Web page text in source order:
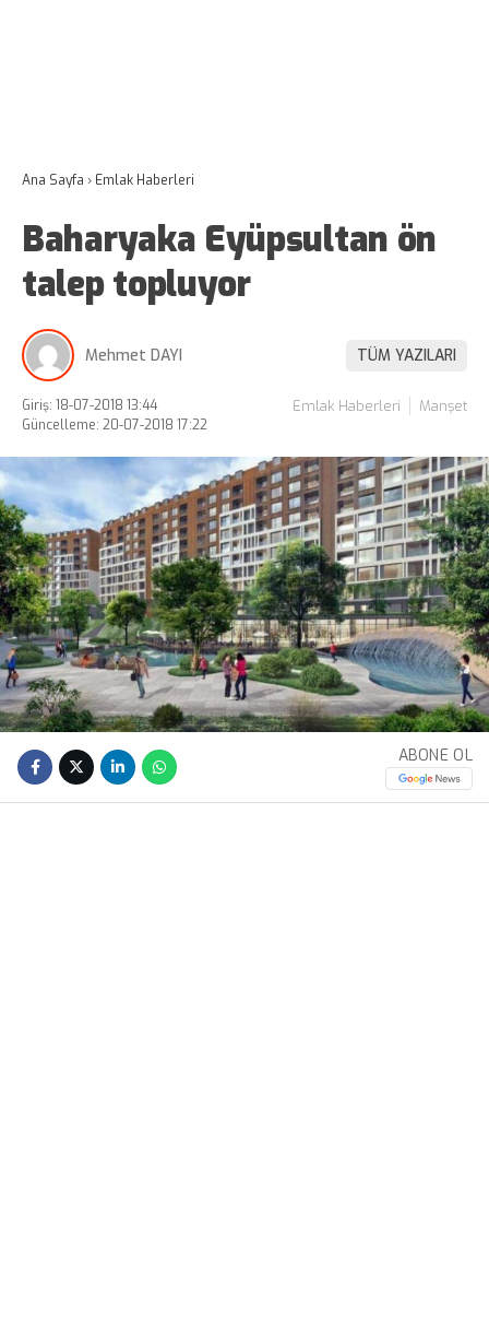
Ana Sayfa › Emlak Haberleri
Baharyaka Eyüpsultan ön
talep topluyor
Mehmet DAYI TÜM YAZILARI
Giriş: 18-07-2018 13:44
Güncelleme: 20-07-2018 17:22
Emlak Haberleri Manşet
ABONE OL